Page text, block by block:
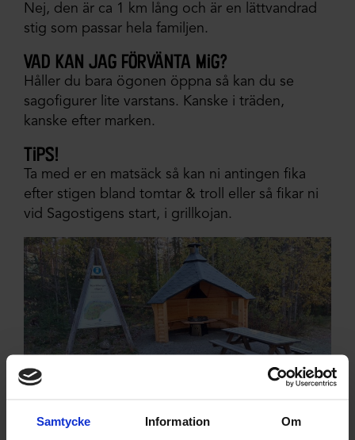
Samtycke Information Om
Nej, den är ca 1 km lång och är en lättvandrad
stig som passar hela familjen.
vad kan jag förvänta mig?
Håller du bara ögonen öppna så kan du se
sagofigurer lite varstans. Kanske i träden,
kanske efter marken.
tips!
Ta med er en matsäck så kan ni antingen fika
efter stigen bland tomtar & troll eller så fikar ni
vid Sagostigens start, i grillkojan.